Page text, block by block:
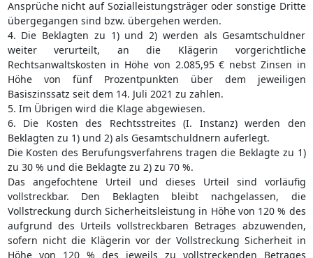
Ansprüche nicht auf Sozialleistungsträger oder sonstige Dritte
übergegangen sind bzw. übergehen werden.
4. Die Beklagten zu 1) und 2) werden als Gesamtschuldner
weiter verurteilt, an die Klägerin vorgerichtliche
Rechtsanwaltskosten in Höhe von 2.085,95 € nebst Zinsen in
Höhe von fünf Prozentpunkten über dem jeweiligen
Basiszinssatz seit dem 14. Juli 2021 zu zahlen.
5. Im Übrigen wird die Klage abgewiesen.
6. Die Kosten des Rechtsstreites (I. Instanz) werden den
Beklagten zu 1) und 2) als Gesamtschuldnern auferlegt.
Die Kosten des Berufungsverfahrens tragen die Beklagte zu 1)
zu 30 % und die Beklagte zu 2) zu 70 %.
Das angefochtene Urteil und dieses Urteil sind vorläufig
vollstreckbar. Den Beklagten bleibt nachgelassen, die
Vollstreckung durch Sicherheitsleistung in Höhe von 120 % des
aufgrund des Urteils vollstreckbaren Betrages abzuwenden,
sofern nicht die Klägerin vor der Vollstreckung Sicherheit in
Höhe von 120 % des jeweils zu vollstreckenden Betrages